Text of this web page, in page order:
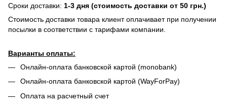
Сроки доставки: 1-3 дня (стоимость доставки от 50 грн.)
Стоимость доставки товара клиент оплачивает при получении
посылки в соответствии с тарифами компании.
Варианты оплаты:
Онлайн-оплата банковской картой (monobank)
Онлайн-оплата банковской картой (WayForPay)
Оплата на расчетный счет